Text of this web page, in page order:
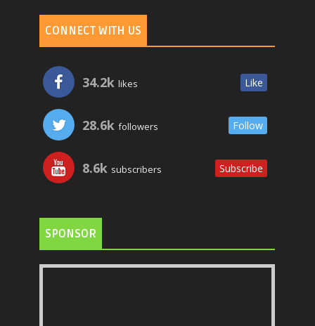
CONNECT WITH US
34.2k likes Like
28.6k followers Follow
8.6k subscribers Subscribe
SPONSOR